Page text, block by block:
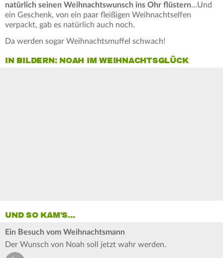
natürlich seinen Weihnachtswunsch ins Ohr flüstern...Und
ein Geschenk, von ein paar fleißigen Weihnachtselfen
verpackt, gab es natürlich auch noch.
Da werden sogar Weihnachtsmuffel schwach!
IN BILDERN: NOAH IM WEIHNACHTSGLÜCK
UND SO KAM'S...
Ein Besuch vom Weihnachtsmann
Der Wunsch von Noah soll jetzt wahr werden.